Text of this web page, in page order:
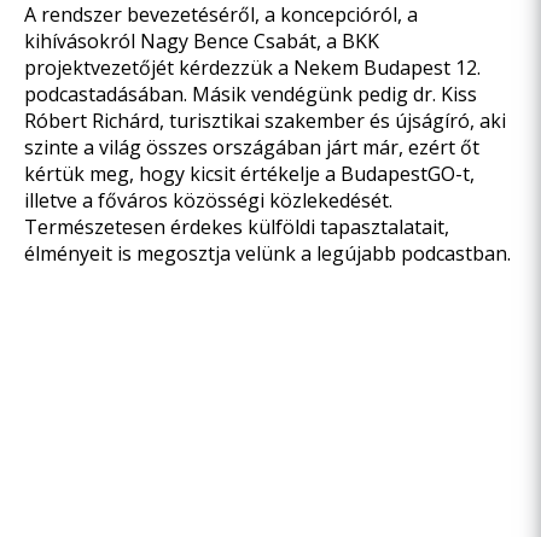
A rendszer bevezetéséről, a koncepcióról, a
kihívásokról Nagy Bence Csabát, a BKK
projektvezetőjét kérdezzük a Nekem Budapest 12.
podcastadásában. Másik vendégünk pedig dr. Kiss
Róbert Richárd, turisztikai szakember és újságíró, aki
szinte a világ összes országában járt már, ezért őt
kértük meg, hogy kicsit értékelje a BudapestGO-t,
illetve a főváros közösségi közlekedését.
Természetesen érdekes külföldi tapasztalatait,
élményeit is megosztja velünk a legújabb podcastban.